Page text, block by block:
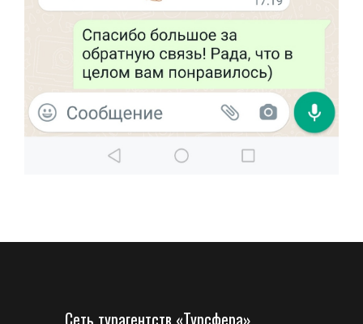
Сеть турагентств «Турсфера»